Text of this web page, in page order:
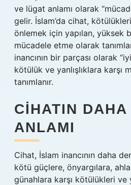
ve lügat anlamı olarak
gelir. İslam’da cihat,
önlemek için yapılan, yüksek
mücadele etme olarak
inancının bir parçası olarak
kötülük ve yanlışlıklara karşı
tanımlanır.
CIHATIN DAHA
ANLAMI
Cihat, İslam inancının daha
kötü güçlere, önyargılara,
günahlara karşı kötülükleri ve